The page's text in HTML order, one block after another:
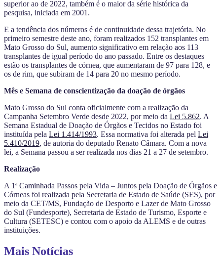
superior ao de 2022, também é o maior da série histórica da
pesquisa, iniciada em 2001.
E a tendência dos números é de continuidade dessa trajetória. No
primeiro semestre deste ano, foram realizados 152 transplantes em
Mato Grosso do Sul, aumento significativo em relação aos 113
transplantes de igual período do ano passado. Entre os destaques
estão os transplantes de córnea, que aumentaram de 97 para 128, e
os de rim, que subiram de 14 para 20 no mesmo período.
Mês e Semana de conscientização da doação de órgãos
Mato Grosso do Sul conta oficialmente com a realização da
Campanha Setembro Verde desde 2022, por meio da Lei 5.862. A
Semana Estadual de Doação de Órgãos e Tecidos no Estado foi
instituída pela Lei 1.414/1993. Essa normativa foi alterada pel Lei
5.410/2019, de autoria do deputado Renato Câmara. Com a nova
lei, a Semana passou a ser realizada nos dias 21 a 27 de setembro.
Realização
A 1ª Caminhada Passos pela Vida – Juntos pela Doação de Órgãos e
Córneas foi realizada pela Secretaria de Estado de Saúde (SES), por
meio da CET/MS, Fundação de Desporto e Lazer de Mato Grosso
do Sul (Fundesporte), Secretaria de Estado de Turismo, Esporte e
Cultura (SETESC) e contou com o apoio da ALEMS e de outras
instituições.
Mais Notícias